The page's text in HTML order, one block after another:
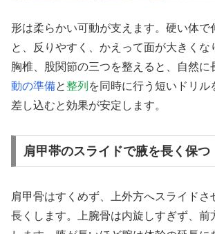
形は柔らかい可動が支えます。硬い体で
と、反りやすく、かえって面が大きくな
胸椎、股関節の三つを整えると、自然に
動の準備と整列 を同時に行う短いドリル
差し込むと効果が安定します。
肩甲帯のスライドで腋を長く保つ
肩甲骨はすくめず、上外方へスライドさ
長くします。上腕骨は内旋しすぎず、前